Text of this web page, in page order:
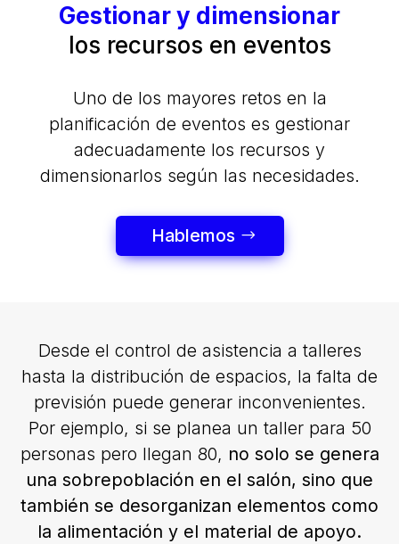
Gestionar y dimensionar
los recursos en eventos
Uno de los mayores retos en la
planificación de eventos es gestionar
adecuadamente los recursos y
dimensionarlos según las necesidades.
Hablemos
Desde el control de asistencia a talleres
hasta la distribución de espacios, la falta de
previsión puede generar inconvenientes.
Por ejemplo, si se planea un taller para 50
personas pero llegan 80, no solo se genera
una sobrepoblación en el salón, sino que
también se desorganizan elementos como
la alimentación y el material de apoyo.